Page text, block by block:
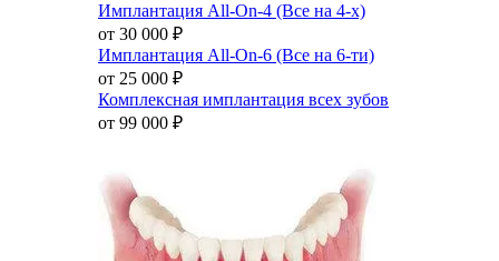
Имплантация All-On-4 (Все на 4-х)
от 30 000 ₽
Имплантация All-On-6 (Все на 6-ти)
от 25 000 ₽
Комплексная имплантация всех зубов
от 99 000 ₽